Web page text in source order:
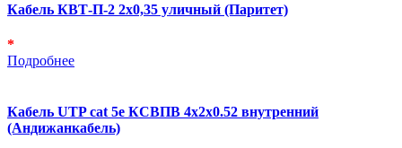
Кабель КВТ-П-2 2х0,35 уличный (Паритет)
*
Подробнее
Кабель UTP cat 5e КСВПВ 4х2х0.52 внутренний
(Андижанкабель)